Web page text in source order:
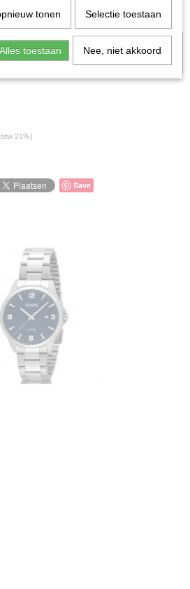
dat het product onlangs in de zaak is
nemen wij contact met u op.
21%)
Save
tonen Selectie toestaan
Alles toestaan Nee, niet akkoord